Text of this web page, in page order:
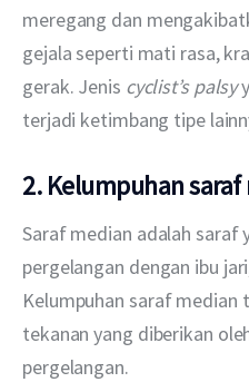
meregang dan
gejala seperti mati rasa,
gerak. Jenis cyclist’s palsy
terjadi ketimbang tipe
2. Kelumpuhan
Saraf median adalah saraf
pergelangan dengan ibu
Kelumpuhan saraf median
tekanan yang diberikan
pergelangan.